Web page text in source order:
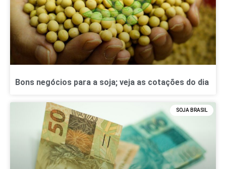
Bons negócios para a soja; veja as cotações do dia
SOJA BRASIL